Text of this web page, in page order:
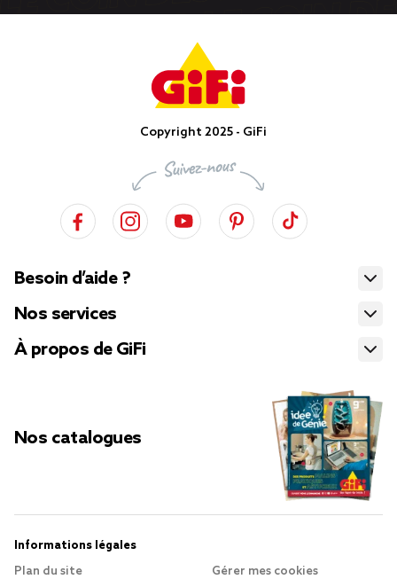
Copyright 2025 - GiFi
Besoin d’aide ?
Nos services
À propos de GiFi
Nos catalogues
Informations légales
Plan du site
Gérer mes cookies